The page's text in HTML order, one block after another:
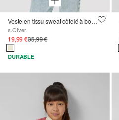
Veste en tissu sweat côtelé à bord ondulé et zip à double curseur
s.Oliver
19,99 €35,99 €
DURABLE